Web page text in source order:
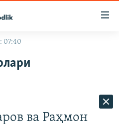
07:40
ва Раҳмон